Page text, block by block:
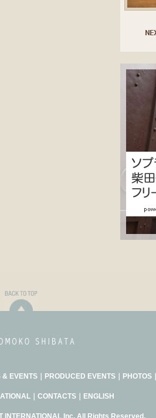
& EVENTS｜ PRODUCED EVENTS｜ PHOTOS｜
CONTACTS ENGLISH
INTERNATIONAL Inc. All Rights Reserved.